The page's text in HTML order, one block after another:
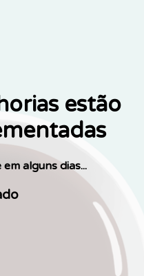
estão
alguns dias...